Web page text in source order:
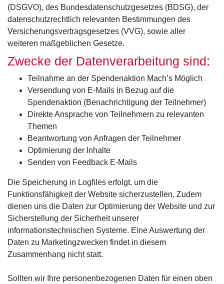
(DSGVO), des Bundesdatenschutzgesetzes (BDSG), der
datenschutzrechtlich relevanten Bestimmungen des
Versicherungsvertragsgesetzes (VVG), sowie aller
weiteren maßgeblichen Gesetze.
Zwecke der Datenverarbeitung sind:
Teilnahme an der Spendenaktion Mach’s Möglich
Versendung von E-Mails in Bezug auf die
Spendenaktion (Benachrichtigung der Teilnehmer)
Direkte Ansprache von Teilnehmern zu relevanten
Themen
Beantwortung von Anfragen der Teilnehmer
Optimierung der Inhalte
Senden von Feedback E-Mails
Die Speicherung in Logfiles erfolgt, um die
Funktionsfähigkeit der Website sicherzustellen. Zudem
dienen uns die Daten zur Optimierung der Website und zur
Sicherstellung der Sicherheit unserer
informationstechnischen Systeme. Eine Auswertung der
Daten zu Marketingzwecken findet in diesem
Zusammenhang nicht statt.
Sollten wir Ihre personenbezogenen Daten für einen oben